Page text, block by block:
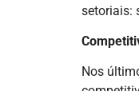
setoriais:
Nos